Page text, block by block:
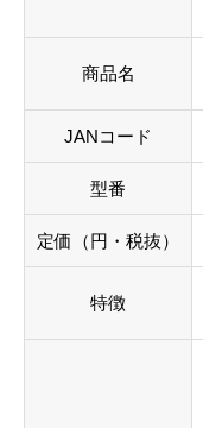
商品名
JANコード
型番
定価（円・税抜）
特徴